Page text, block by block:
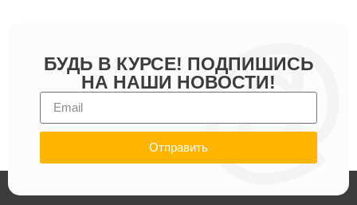
БУДЬ В КУРСЕ! ПОДПИШИСЬ
НА НАШИ НОВОСТИ!
Отправить